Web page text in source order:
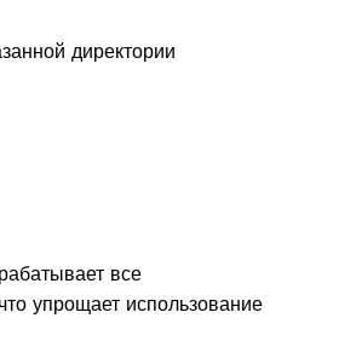
директории
все
упрощает использование